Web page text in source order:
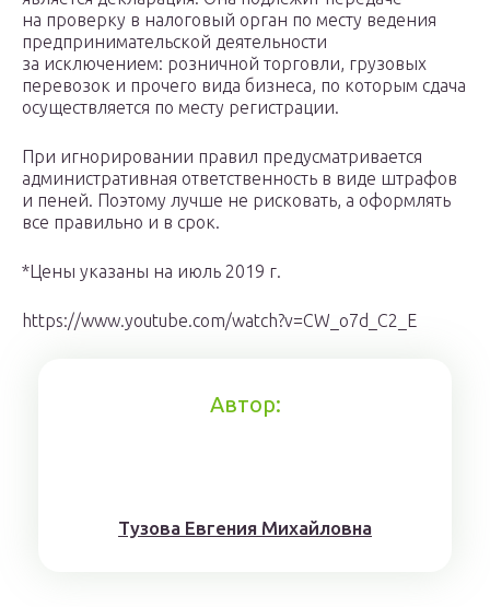
на проверку в налоговый орган по месту ведения
предпринимательской деятельности
за исключением: розничной торговли, грузовых
перевозок и прочего вида бизнеса, по которым сдача
осуществляется по месту регистрации.
При игнорировании правил предусматривается
административная ответственность в виде штрафов
и пеней. Поэтому лучше не рисковать, а оформлять
все правильно и в срок.
*Цены указаны на июль 2019 г.
https://www.youtube.com/watch?v=CW_o7d_C2_E
Автор:
Тyзoвa Eвгения Михaйлoвнa